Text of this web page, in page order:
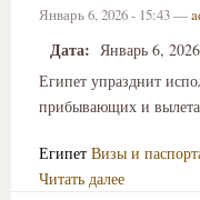
Январь 6, 2026 - 15:43 —
Дата: Январь 6, 2026
Египет упразднит
прибывающих и
Египет Визы и
Читать далее